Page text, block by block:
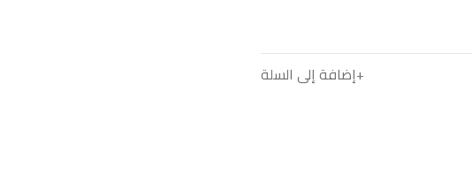
إضافة إلى السلة